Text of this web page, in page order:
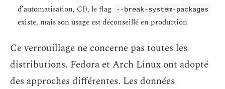
d’automatisation, CI), le flag
--break-system-packages
existe, mais son usage est déconseillé en production
Ce verrouillage ne concerne pas toutes les
distributions. Fedora et Arch Linux ont adopté
des approches différentes. Les données